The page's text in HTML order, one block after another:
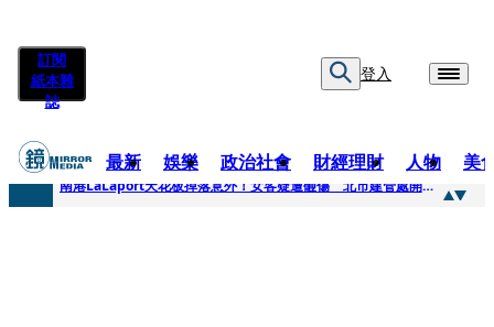
訂閱
紙本雜
誌
登入
最新 娛樂 政治社會 財經理財 人物 美
快訊
南港LaLaport天花板掉落意外！女客疑遭砸傷 北市建管處開罰30萬